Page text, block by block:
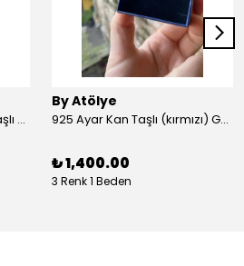
925 Ayar Doğal Ametist Taşlı Yuvarlak Gümüş Yüzük
By Atölye
925 Ayar Kan Taşlı (kırmızı) Gümüş Yüzük
₺ 1,400.00
3 Renk 1 Beden